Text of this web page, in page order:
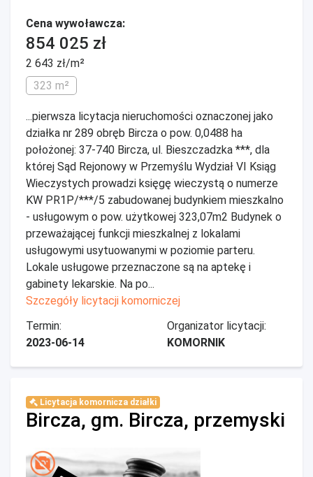
Cena wywoławcza:
854 025 zł
2 643 zł/m²
323 m²
...pierwsza licytacja nieruchomości oznaczonej jako
działka nr 289 obręb Bircza o pow. 0,0488 ha
położonej: 37-740 Bircza, ul. Bieszczadzka ***, dla
której Sąd Rejonowy w Przemyślu Wydział VI Ksiąg
Wieczystych prowadzi księgę wieczystą o numerze
KW PR1P/***/5 zabudowanej budynkiem mieszkalno
- usługowym o pow. użytkowej 323,07m2 Budynek o
przeważającej funkcji mieszkalnej z lokalami
usługowymi usytuowanymi w poziomie parteru.
Lokale usługowe przeznaczone są na aptekę i
gabinety lekarskie. Na po...
Szczegóły licytacji komorniczej
Termin:
2023-06-14
Organizator licytacji:
KOMORNIK
Licytacja komornicza działki
Bircza, gm. Bircza, przemyski